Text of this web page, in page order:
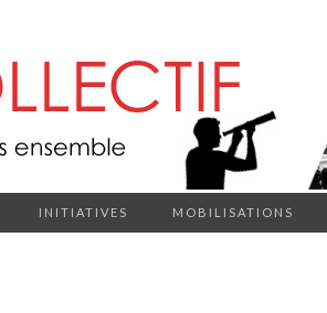
INITIATIVES MOBILISATIONS